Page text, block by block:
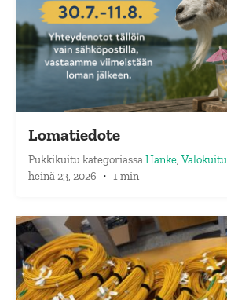
Lomatiedote
PukkikuitukategoriassaHanke, Valokuitu
heinä 23, 2026 · 1 min